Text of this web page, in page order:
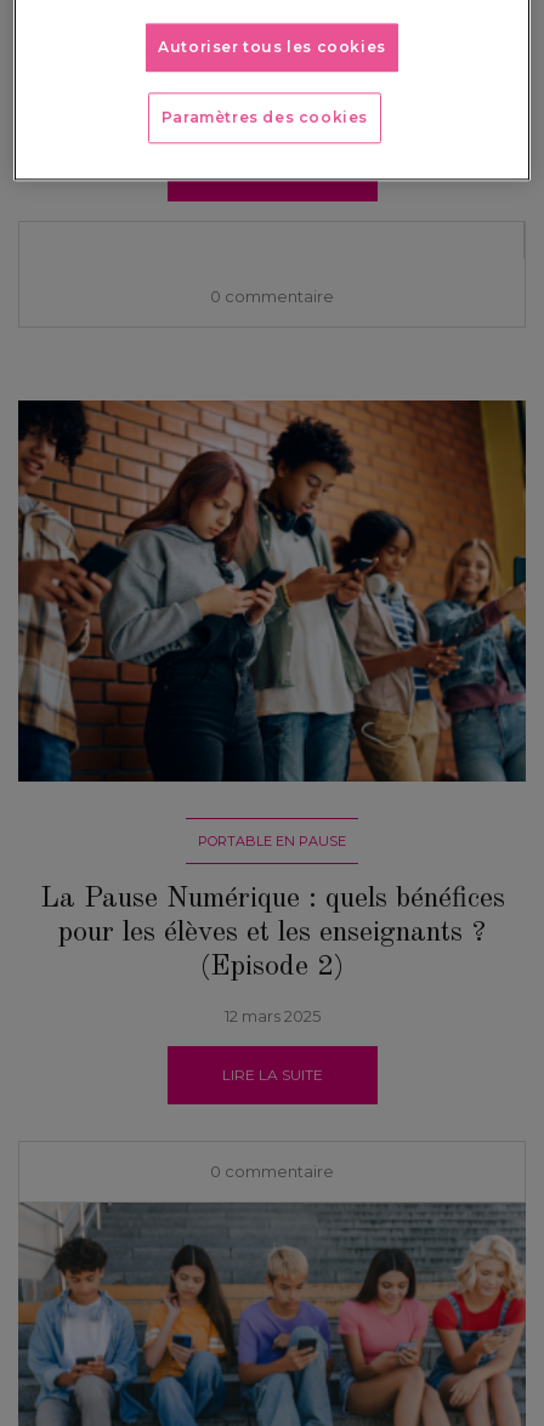
locale. Pour les chefs d'établissement et les équipes
pédagogiques, c'est le moment d'anticiper les aménagements
nécessaires avant la rentrée. Décryptage."
0 commentaire
PORTABLE EN PAUSE
La Pause Numérique : quels bénéfices
pour les élèves et les enseignants ?
(Episode 2)
12 mars 2025
LIRE LA SUITE
0 commentaire
Autoriser tous les cookies
Paramètres des cookies